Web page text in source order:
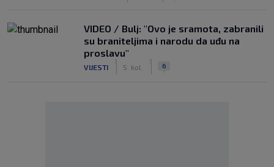
VIDEO / Bulj: "Ovo je sramota, zabranili
su braniteljima i narodu da uđu na
proslavu"
VIJESTI 5. kol. 6